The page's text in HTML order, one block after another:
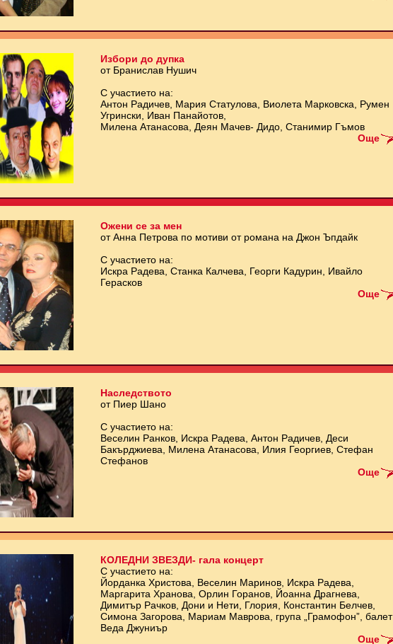
Избори до дупка
от Бранислав Нушич
С участието на:
Антон Радичев, Мария Статулова, Виолета Марковска, Румен
Угрински, Иван Панайотов,
Милена Атанасова, Деян Мачев- Дидо, Станимир Гъмов
Още
Ожени се за мен
от Анна Петрова по мотиви от романа на Джон Ъпдайк
С участието на:
Искра Радева, Станка Калчева, Георги Кадурин, Ивайло
Герасков
Още
Наследството
от Пиер Шано
С участието на:
Веселин Ранков, Искра Радева, Антон Радичев, Деси
Бакърджиева, Милена Атанасова, Илия Георгиев, Стефан
Стефанов
Още
КОЛЕДНИ ЗВЕЗДИ- гала концерт
С участието на:
Йорданка Христова, Веселин Маринов, Искра Радева,
Маргарита Хранова, Орлин Горанов, Йоанна Драгнева,
Димитър Рачков, Дони и Нети, Глория, Константин Белчев,
Симона Загорова, Мариам Маврова, група „Грамофон”, балет
Веда Джуниър
Още